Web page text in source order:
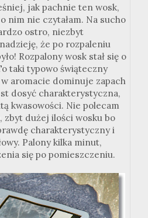
jak pachnie ten wosk,
nim nie czytałam. Na sucho
ostro, niezbyt
że po rozpaleniu
Rozpalony wosk stał się o
taki typowo świąteczny
aromacie dominuje zapach
dosyć charakterystyczna,
kwasowości. Nie polecam
zbyt dużej ilości wosku bo
charakterystyczny i
Palony kilka minut,
się po pomieszczeniu.